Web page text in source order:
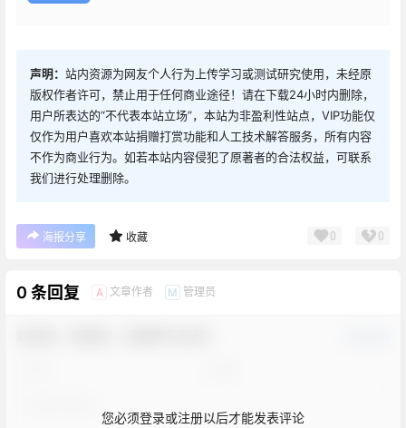
声明： 站内资源为网友个人行为上传学习或测试研究使用，未经原
版权作者许可，禁止用于任何商业途径！请在下载24小时内删除，
用户所表达的“不代表本站立场”，本站为非盈利性站点，VIP功能仅
仅作为用户喜欢本站捐赠打赏功能和人工技术解答服务，所有内容
不作为商业行为。如若本站内容侵犯了原著者的合法权益，可联系
我们进行处理删除。
海报分享 收藏 0 0
0 条回复 A 文章作者 M 管理员
您必须登录或注册以后才能发表评论